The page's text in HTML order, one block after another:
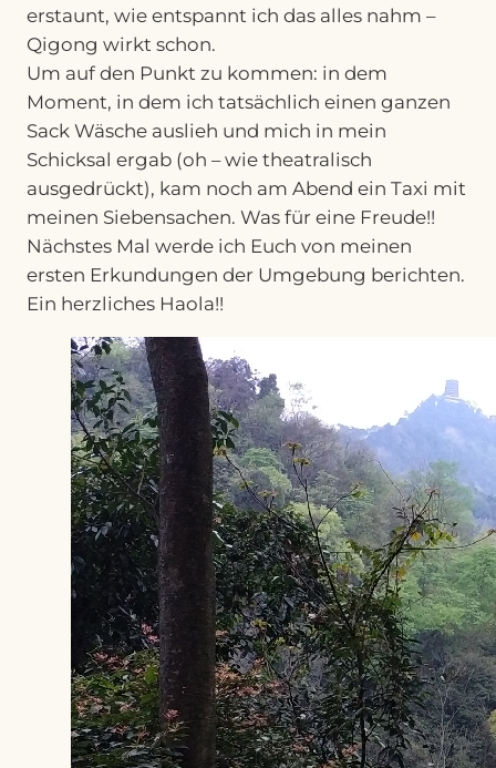
erstaunt, wie entspannt ich das alles nahm –
Qigong wirkt schon.
Um auf den Punkt zu kommen: in dem
Moment, in dem ich tatsächlich einen ganzen
Sack Wäsche auslieh und mich in mein
Schicksal ergab (oh – wie theatralisch
ausgedrückt), kam noch am Abend ein Taxi mit
meinen Siebensachen. Was für eine Freude!!
Nächstes Mal werde ich Euch von meinen
ersten Erkundungen der Umgebung berichten.
Ein herzliches Haola!!